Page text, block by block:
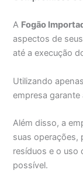
A Fogão
aspectos de
até a execução
Utilizando
empresa
Além disso, a
suas operações,
resíduos e o uso
possível.